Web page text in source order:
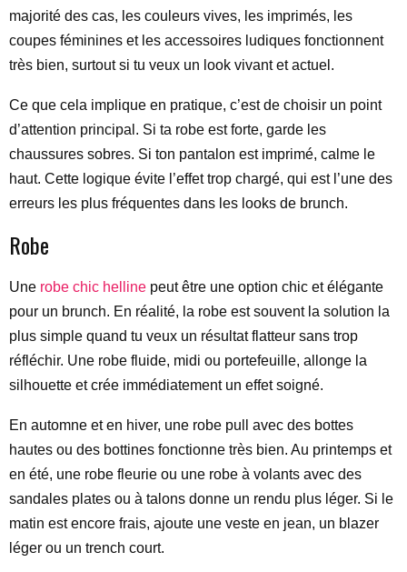
majorité des cas, les couleurs vives, les imprimés, les
coupes féminines et les accessoires ludiques fonctionnent
très bien, surtout si tu veux un look vivant et actuel.
Ce que cela implique en pratique, c’est de choisir un point
d’attention principal. Si ta robe est forte, garde les
chaussures sobres. Si ton pantalon est imprimé, calme le
haut. Cette logique évite l’effet trop chargé, qui est l’une des
erreurs les plus fréquentes dans les looks de brunch.
Robe
Une robe chic helline peut être une option chic et élégante
pour un brunch. En réalité, la robe est souvent la solution la
plus simple quand tu veux un résultat flatteur sans trop
réfléchir. Une robe fluide, midi ou portefeuille, allonge la
silhouette et crée immédiatement un effet soigné.
En automne et en hiver, une robe pull avec des bottes
hautes ou des bottines fonctionne très bien. Au printemps et
en été, une robe fleurie ou une robe à volants avec des
sandales plates ou à talons donne un rendu plus léger. Si le
matin est encore frais, ajoute une veste en jean, un blazer
léger ou un trench court.